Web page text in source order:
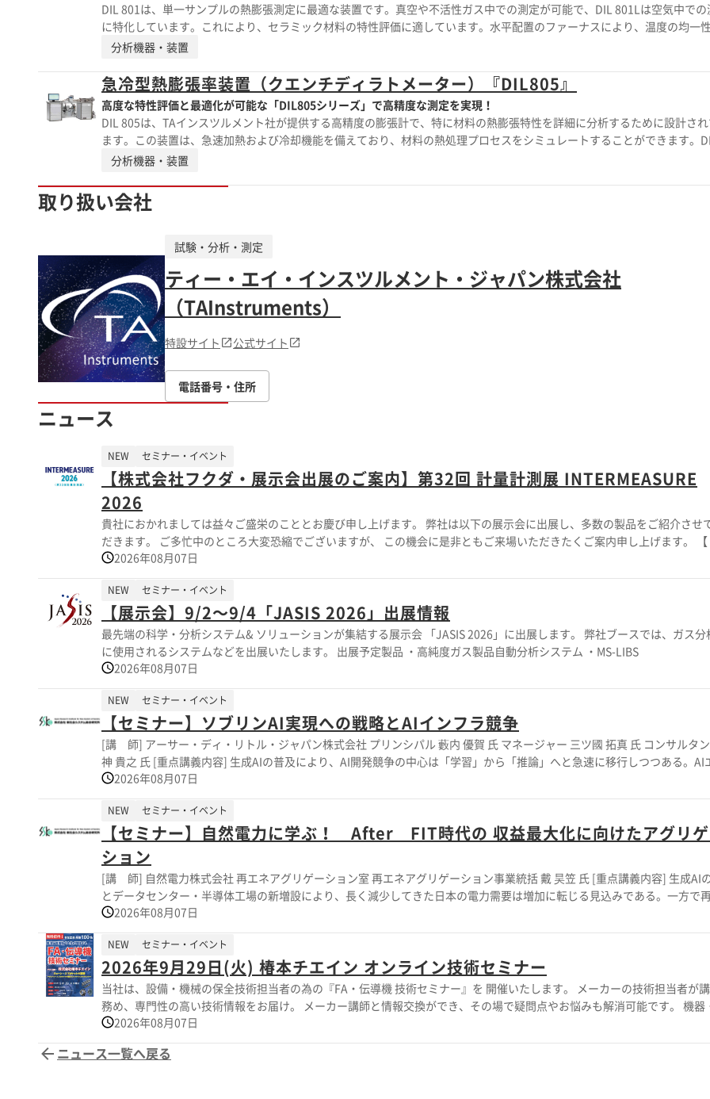
DIL 801は、単一サンプルの熱膨張測定に最適な装置です。真空や不活性ガス中での測定が可能で、DIL 801Lは空気中での
に特化しています。これにより、セラミック材料の特性評価に適しています。水平配置のファーナスにより、温度の均一
証され、空気の対流による影響を排除します。高感度のLVDTを使用して、微小な熱膨張イベントも正確に測定します。 主な特
・水平配置のファーナスで温度均一性を確保 ・多様なファーナスと互換性があり、簡単に交換可能 ・熱電対やピロメータ
る正確な温度測定 ・測定システムは、石英ガラス、アルミナ、サファイア、グラファイト、タングステンなどの材料で構
分析機器・装置
急冷型熱膨張率装置（クエンチディラトメーター）『DIL805』
高度な特性評価と最適化が可能な「DIL805シリーズ」で高精度な測定を実現！
DIL 805は、TAインスツルメント社が提供する高精度の膨張計で、特に材料の熱膨張特性を詳細に分析するために設計さ
ます。この装置は、急速加熱および冷却機能を備えており、材料の熱処理プロセスをシミュレートすることができます。
805は、研究開発や品質管理において、材料の熱膨張係数（CTE）を高精度で測定するための理想的なツールです。 【特長】 ■
1500℃
分析機器・装置
取り扱い会社
試験・分析・測定
ティー・エイ・インスツルメント・ジャパン株式会社
（TAInstruments）
特設サイト 公式サイト
電話番号・住所
ニュース
【株式会社フクダ・展示会出展のご案内】第32回 計量計測展 INTERMEASURE
2026
NEW セミナー・イベント
貴社におかれましては益々ご盛栄のこととお慶び申し上げます。 弊社は以下の展示会に出展し、多数の製品をご紹介させ
だきます。 ご多忙中のところ大変恐縮でございますが、 この機会に是非ともご来場いただきたくご案内申し上げます。 【 展示
会名 】 第32回 計量計測展 INTERMEASURE 2026 公式サイト ： https://intermeasure.org/itms2026/ 【 会 期 】 2026年9月 16日
（水）～ 18日（金）10:00～17:00 【 会 場 】 東京ビッグサイト（東京国際会議場）東１ホール （ブース番号：I-03 ） 本展示会
は、ものづくり、社会インフラ、医療、環境など、あらゆる現場で使われる最新の 計量計測機器やシステム、AI・IoTを
た最新ソリューションを広く紹介する展示会です。 9月18日（金）13：30頃よりセミナー会場において、産業技術総合研
（産総研）様が 当社との共同研究成果の発表を行います。当社からも説明員が登壇いたしますので、 ぜひ、ご聴講賜りま
お願い申し上げます。
2026年08月07日
【展示会】9/2～9/4「JASIS 2026」出展情報
NEW セミナー・イベント
最先端の科学・分析システム& ソリューションが集結する展示会 「JASIS 2026」に出展します。 弊社ブースでは、ガス分析計
に使用されるシステムなどを出展いたします。 出展予定製品 ・高純度ガス製品自動分析システム ・MS-LIBS
2026年08月07日
【セミナー】ソブリンAI実現への戦略とAIインフラ競争
NEW セミナー・イベント
[講 師] アーサー・ディ・リトル・ジャパン株式会社 プリンシパル 藪内 優賀 氏 マネージャー 三ツ國 拓真 氏 コンサルタント 中
神 貴之 氏 [重点講義内容] 生成AIの普及により、AI開発競争の中心は「学習」から「推論」へと急速に移行しつつある。AIエージ
ェントの登場は推論処理量を飛躍的に増加させ、AI半導体、データセンター、クラウドを含むAIインフラ全体の競争構造
く変え始めている。こうした変化は、日本企業にとっても新たな事業機会をもたらしている。 本講演では、AI推論市場の
化や主要プレーヤーの戦略を読み解いた上で、日本が強化すべきAI領域と、日本企業が競争優位を確立するための戦略の
について説明する。 [講演項目] １．AI市場における「学習」から「推論」へのシフト ２．AI推論時代に重要となる新たな競争軸
３．AI推論効率化に向けた手法や主要企業の取組み ４．AI推論効率化におけるメモリ選択の重要性 ５．ソブリンAI実現に
取組み方向性 ６．質疑応答／名刺交換
2026年08月07日
【セミナー】自然電力に学ぶ！ After FIT時代の 収益最大化に向けたアグリ
ション
NEW セミナー・イベント
[講 師] 自然電力株式会社 再エネアグリゲーション室 再エネアグリゲーション事業統括 戴 昊笠 氏 [重点講義内容] 生成AIの普及
とデータセンター・半導体工場の新増設により、長く減少してきた日本の電力需要は増加に転じる見込みである。一方で
の出力制御は増加・長期化・広域化し、電源側の収益予見性は低下しつつある。需要が増加に向かうのに、なぜ電源は報
いのか。問題は「量」だけではなく、「時間」「場所」「リスクの引受け手」が噛み合っていないためである。 本講演で
の取組も踏まえ、After FIT時代の収益最大化の手法と、アグリゲーターが固定価格で買い支えられる条件を整理する。
有者・需要家双方の意思決定の一助となれば幸いである。 [講演項目] １．電力需要はどこまで伸び、何を求めるのか ２．
After FIT時代の電源経済学 ３．電源タイプ別に、何で稼ぐのか ４．なぜエコシステムが回らないのか ５．「固定価格で
を成立させる条件 ６．明日からの意思決定 ７．質疑応答／名刺交換
2026年08月07日
2026年9月29日(火) 椿本チエイン オンライン技術セミナー
NEW セミナー・イベント
当社は、設備・機械の保全技術担当者の為の『FA・伝導機 技術セミナー』を 開催いたします。 メーカーの技術担当者が講師を
務め、専門性の高い技術情報をお届け。 メーカー講師と情報交換ができ、その場で疑問点やお悩みも解消可能です。 機器・ロボ
ットなどの基礎知識から実践的な知識まで一貫して学ぶことができます。 皆様のご参加を心よりお待ちしております。 【セミナ
ー概要】 ■日時：2026年9月29日(火) 15：00～16：00 ■参加費：無料(参加定員：先着100名) ■開催形式：オンライン
講師：株式会社椿本チエイン ■講座：チェーン・スプロケットの基礎 ～チェーン・スプロケット種類とメンテナンスの
2026年08月07日
ニュース一覧へ戻る